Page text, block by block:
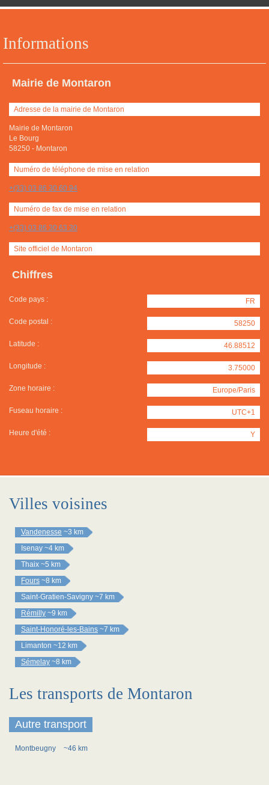
Informations
Mairie de Montaron
Adresse de la mairie de Montaron
Mairie de Montaron
Le Bourg
58250 - Montaron
Numéro de téléphone de mise en relation
+(33) 03 86 30 60 94
Numéro de fax de mise en relation
+(33) 03 86 30 63 30
Site officiel de Montaron
Chiffres
Code pays : FR
Code postal : 58250
Latitude : 46.88512
Longitude : 3.75000
Zone horaire : Europe/Paris
Fuseau horaire : UTC+1
Heure d'été : Y
Villes voisines
Vandenesse ~3 km
Isenay ~4 km
Thaix ~5 km
Fours ~8 km
Saint-Gratien-Savigny ~7 km
Rémilly ~9 km
Saint-Honoré-les-Bains ~7 km
Limanton ~12 km
Sémelay ~8 km
Les transports de Montaron
Autre transport
Montbeugny ~46 km